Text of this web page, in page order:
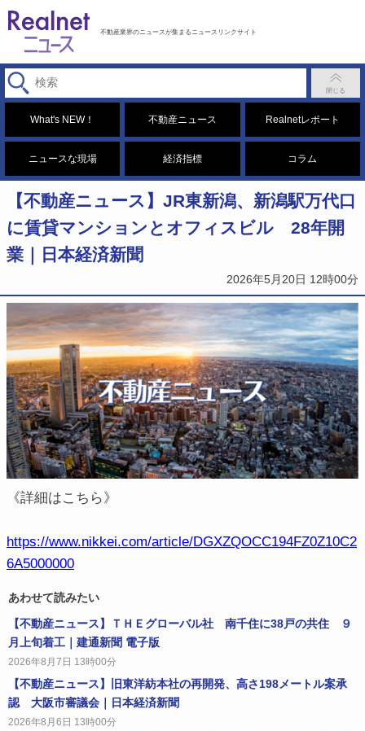
不動産業界のニュースが集まるニュースリンクサイト
What's NEW！ 不動産ニュース Realnetレポート
ニュースな現場 経済指標 コラム
【不動産ニュース】JR東新潟、新潟駅万代口
に賃貸マンションとオフィスビル 28年開
業｜日本経済新聞
2026年5月20日 12時00分
《詳細はこちら》
https://www.nikkei.com/article/DGXZQOCC194FZ0Z10C2
6A5000000
あわせて読みたい
【不動産ニュース】ＴＨＥグローバル社 南千住に38戸の共住 ９
月上旬着工｜建通新聞 電子版
2026年8月7日 13時00分
【不動産ニュース】旧東洋紡本社の再開発、高さ198メートル案承
認 大阪市審議会｜日本経済新聞
2026年8月6日 13時00分